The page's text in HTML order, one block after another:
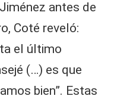
antes de
Coté reveló:
el último
(…) es que
bien”. Estas